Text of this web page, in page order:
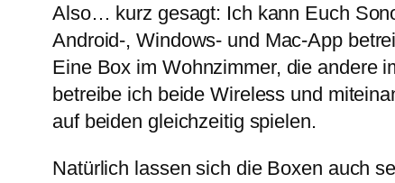
Also… kurz gesagt: Ich kann Euch
Android-, Windows- und Mac-App
Eine Box im Wohnzimmer, die andere
betreibe ich beide Wireless und
auf beiden gleichzeitig spielen.
Natürlich lassen sich die Boxen auch